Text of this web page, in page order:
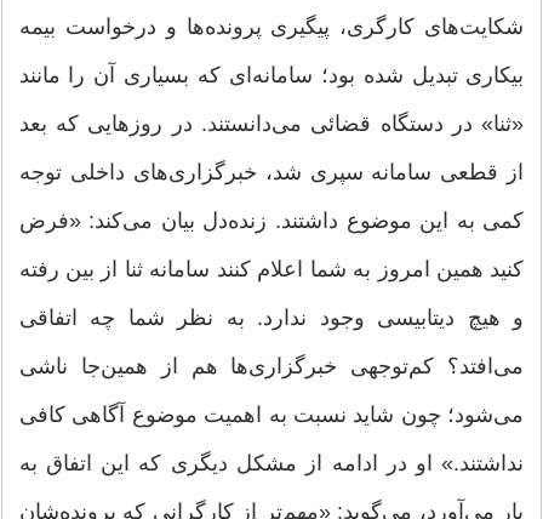
شکایت‌های کارگری، پیگیری پرونده‌ها و درخواست بیمه
بیکاری تبدیل شده بود؛ سامانه‌ای که بسیاری آن را مانند
«ثنا» در دستگاه قضائی می‌دانستند. در روزهایی که بعد
از قطعی سامانه سپری شد، خبرگزاری‌های داخلی توجه
کمی به این موضوع داشتند. زنده‌دل بیان می‌کند: «فرض
کنید همین امروز به شما اعلام کنند سامانه ثنا از بین رفته
و هیچ دیتابیسی وجود ندارد. به نظر شما چه اتفاقی
می‌افتد؟ کم‌توجهی خبرگزاری‌ها هم از همین‌جا ناشی
می‌شود؛ چون شاید نسبت به اهمیت موضوع آگاهی کافی
نداشتند.» او در ادامه از مشکل دیگری که این اتفاق به
بار می‌آورد، می‌گوید: «مهم‌تر از کارگرانی که پرونده‌شان